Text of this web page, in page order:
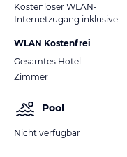
Kostenloser WLAN-
Internetzugang inklusive
WLAN Kostenfrei
Gesamtes Hotel
Zimmer
Pool
Nicht verfügbar